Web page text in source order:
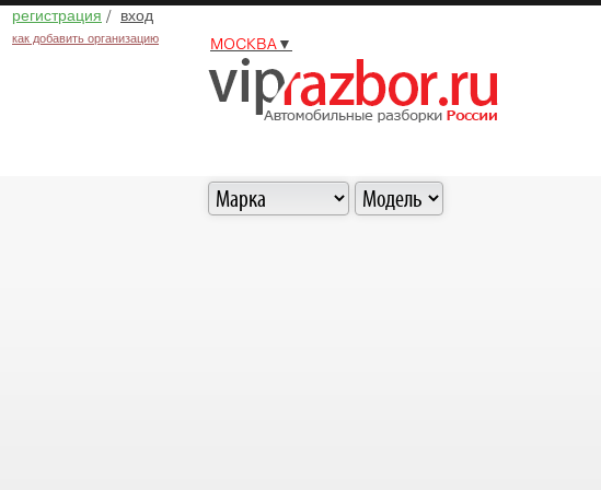
регистрация / вход
как добавить организацию МОСКВА▼